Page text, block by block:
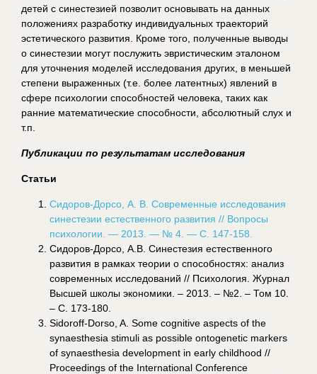
детей с синестезией позволит основывать на данных
положениях разработку индивидуальных траекторий
эстетического развития. Кроме того, полученные выводы
о синестезии могут послужить эвристическим эталоном
для уточнения моделей исследования других, в меньшей
степени выраженных (т.е. более латентных) явлений в
сфере психологии способностей человека, таких как
ранние математические способности, абсолютный слух и
т.п.
Публикации по результатам исследования
Статьи
Сидоров-Дорсо, А. В. Современные исследования
синестезии естественного развития // Вопросы
психологии. — 2013. — № 4. — С. 147-158.
Сидоров-Дорсо, А.В. Синестезия естественного
развития в рамках теории о способностях: анализ
современных исследований // Психология. Журнал
Высшей школы экономики. – 2013. – №2. – Том 10.
– С. 173-180.
Sidoroff-Dorso, A. Some cognitive aspects of the
synaesthesia stimuli as possible ontogenetic markers
of synaesthesia development in early childhood //
Proceedings of the International Conference